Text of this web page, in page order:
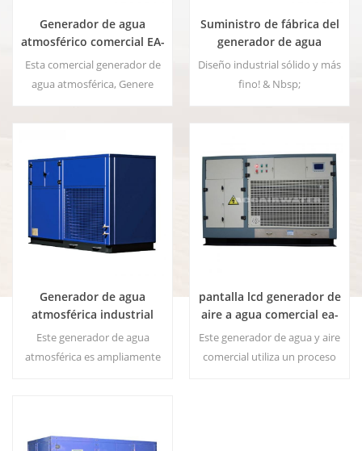
agua totalmente operativos,
autónomos y autosufic7
Generador de agua
atmosférico comercial EA-
60
Esta comercial generador de
agua atmosférica, Genere
agua blanda de alta pureza a
partir del aire. Ideal para
Suministro de fábrica del
generador de agua
atmosférico comercial
100L EA-100.
Diseño industrial sólido y más
fino! & Nbsp;
Generador de agua
atmosférica industrial
azul 250L / día
Este generador de agua
atmosférica es ampliamente
agua del aire, sistema DOW
pantalla lcd generador de
aire a agua comercial ea-
500
Este generador de agua y aire
comercial utiliza un proceso